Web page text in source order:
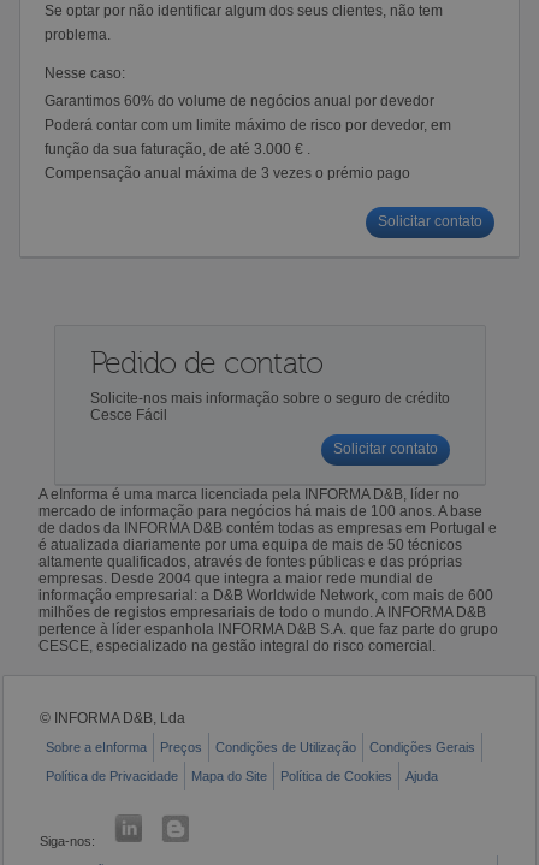
Se optar por não identificar algum dos seus clientes, não tem
problema.
Nesse caso:
Garantimos 60% do volume de negócios anual por devedor
Poderá contar com um limite máximo de risco por devedor, em
função da sua faturação, de até 3.000 € .
Compensação anual máxima de 3 vezes o prémio pago
Solicitar contato
Pedido de contato
Solicite-nos mais informação sobre o seguro de crédito
Cesce Fácil
Solicitar contato
A eInforma é uma marca licenciada pela INFORMA D&B, líder no
mercado de informação para negócios há mais de 100 anos. A base
de dados da INFORMA D&B contém todas as empresas em Portugal e
é atualizada diariamente por uma equipa de mais de 50 técnicos
altamente qualificados, através de fontes públicas e das próprias
empresas. Desde 2004 que integra a maior rede mundial de
informação empresarial: a D&B Worldwide Network, com mais de 600
milhões de registos empresariais de todo o mundo. A INFORMA D&B
pertence à líder espanhola INFORMA D&B S.A. que faz parte do grupo
CESCE, especializado na gestão integral do risco comercial.
© INFORMA D&B, Lda
Sobre a eInforma Preços Condições de Utilização
Condições Gerais
Política de Privacidade
Mapa do Site Política de Cookies Ajuda
Siga-nos: